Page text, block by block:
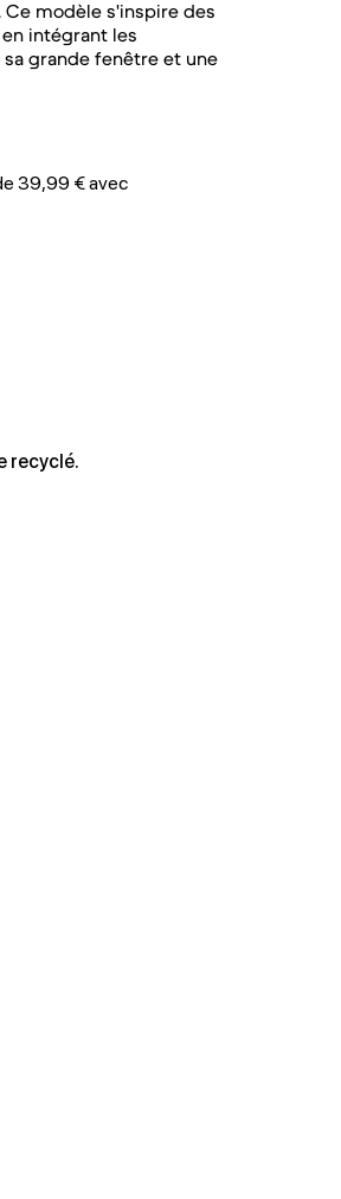
Ce modèle s'inspire des
intégrant les
grande fenêtre et une
39,99 € avec
recyclé.